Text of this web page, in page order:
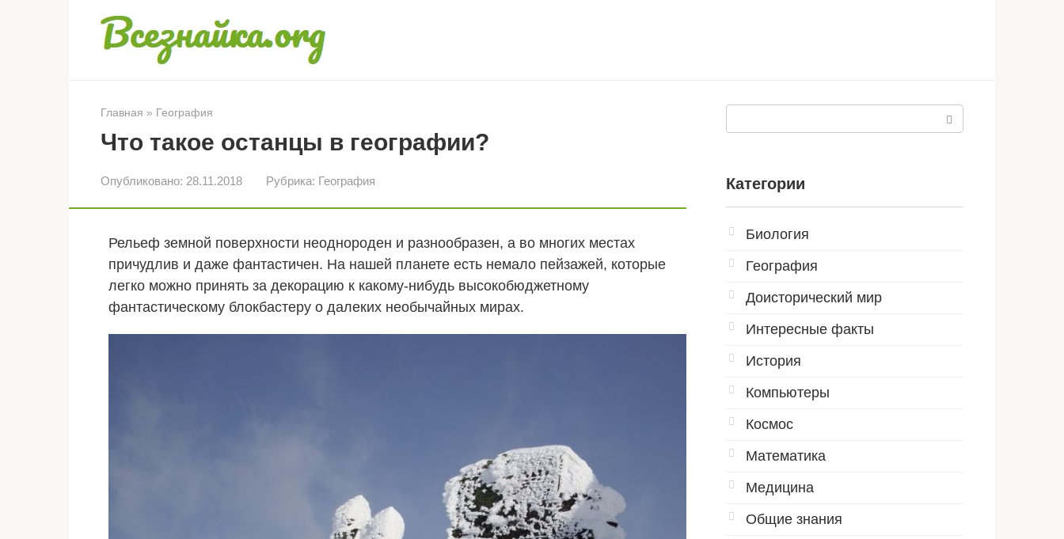
Главная » География
Что такое останцы в географии?
Опубликовано: 28.11.2018 Рубрика: География
Рельеф земной поверхности неоднороден и разнообразен, а во многих местах
причудлив и даже фантастичен. На нашей планете есть немало пейзажей, которые
легко можно принять за декорацию к какому-нибудь высокобюджетному
фантастическому блокбастеру о далеких необычайных мирах.
Категории
Биология
География
Доисторический мир
Интересные факты
История
Компьютеры
Космос
Математика
Медицина
Общие знания